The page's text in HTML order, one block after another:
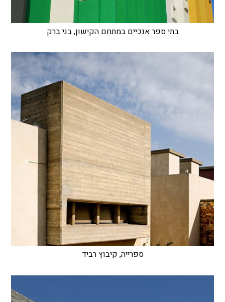
בתי ספר אנכיים במתחם הקישון, בני ברק
ספרייה, קיבוץ רביד